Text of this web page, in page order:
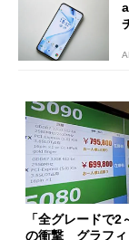
「全グレードで2
の衝撃 グラフィ